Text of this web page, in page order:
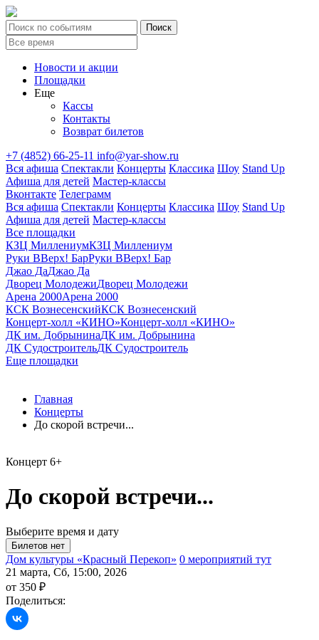
Новости и акции
Площадки
Еще
Кассы
Контакты
Возврат билетов
+7 (4852) 66-25-11 info@yar-show.ru
Вся афиша Спектакли Концерты Классика Шоу Stand Up
Афиша для детей Мастер-классы
Вконтакте Телеграмм
Вся афиша Спектакли Концерты Классика Шоу Stand Up
Афиша для детей Мастер-классы
Все площадки
КЗЦ МиллениумКЗЦ Миллениум
Руки ВВерх! БарРуки ВВерх! Бар
Джао ДаДжао Да
Дворец МолодежиДворец Молодежи
Арена 2000Арена 2000
КСК ВознесенскийКСК Вознесенский
Концерт-холл «КИНО»Концерт-холл «КИНО»
ДК им. ДобрынинаДК им. Добрынина
ДК СудостроительДК Судостроитель
Еще площадки
Главная
Концерты
До скорой встречи...
Концерт 6+
До скорой встречи...
Выберите время и дату
Дом культуры «Красный Перекоп» 0 мероприятий тут
21 марта, Сб, 15:00, 2026
от 350 ₽
Поделиться: